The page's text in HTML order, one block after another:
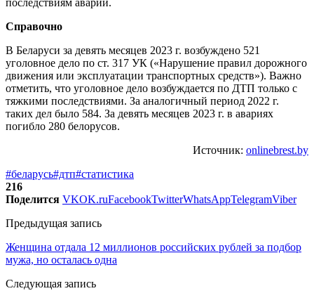
Справочно
В Беларуси за девять месяцев 2023 г. возбуждено 521
уголовное дело по ст. 317 УК («Нарушение правил дорожного
движения или эксплуатации транспортных средств»). Важно
отметить, что уголовное дело возбуждается по ДТП только с
тяжкими последствиями. За аналогичный период 2022 г.
таких дел было 584. За девять месяцев 2023 г. в авариях
погибло 280 белорусов.
Источник: onlinebrest.by
#беларусь#дтп#статистика
216
Поделится VKOK.ruFacebookTwitterWhatsAppTelegramViber
Предыдущая запись
Женщина отдала 12 миллионов российских рублей за подбор
мужа, но осталась одна
Следующая запись